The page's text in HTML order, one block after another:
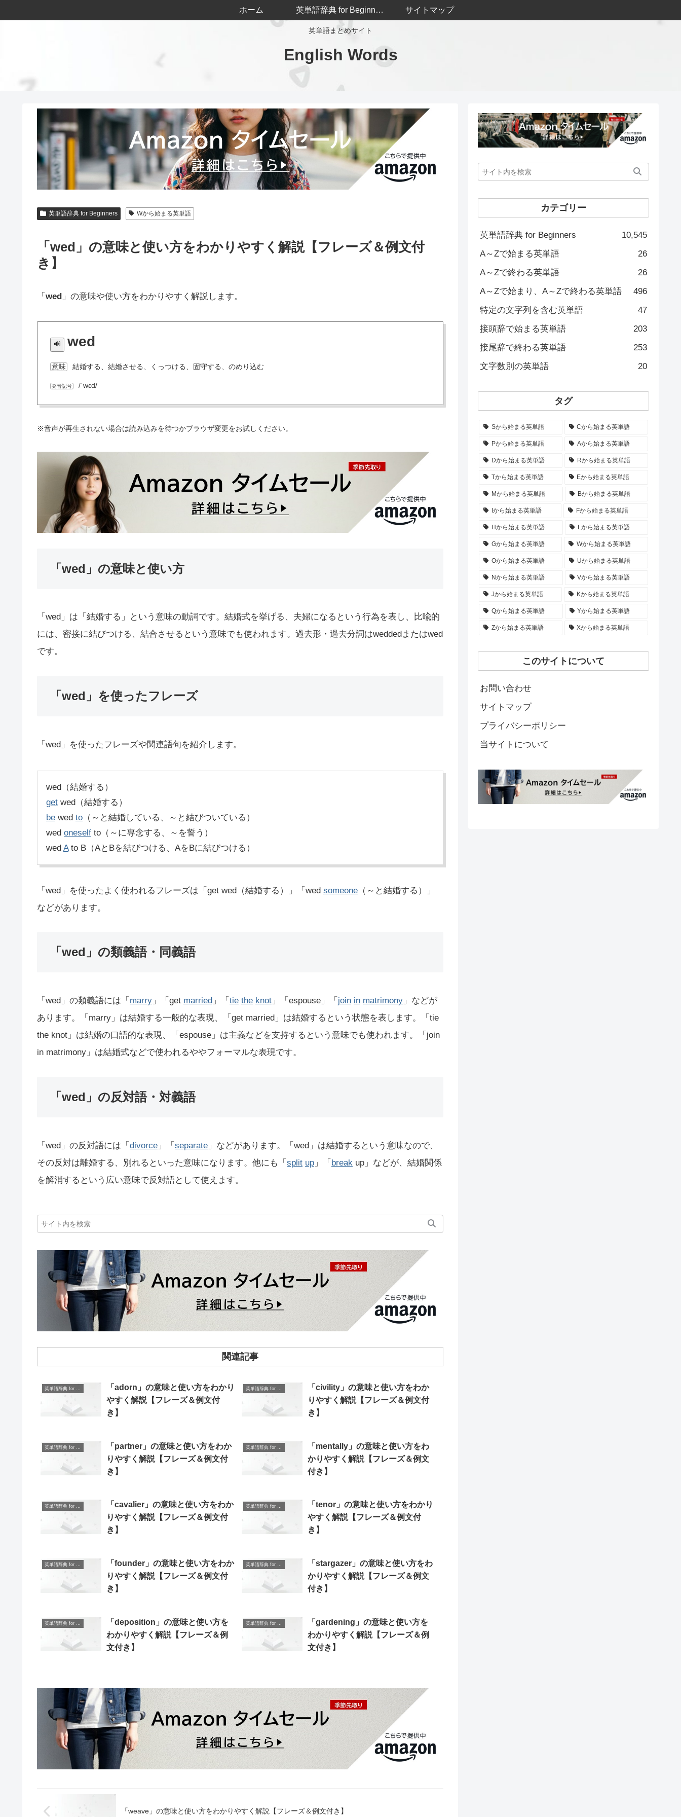
英単語まとめサイト
English Words
ホーム 英単語辞典 for Beginners サイトマップ
英単語辞典 for Beginners Wから始まる英単語
「wed」の意味と使い方をわかりやすく解説【フレーズ＆例文付
き】
「 wed 」の意味や使い方をわかりやすく解説します。
wed
意味 結婚する、結婚させる、くっつける、固守する、のめり込む
発音記号 /ˈwɛd/
※音声が再生されない場合は読み込みを待つかブラウザ変更をお試しください。
「wed」の意味と使い方
「wed」は「結婚する」という意味の動詞です。結婚式を挙げる、夫婦になるという行為を表し、比喩的
には、密接に結びつける、結合させるという意味でも使われます。過去形・過去分詞はweddedまたはwed
です。
「wed」を使ったフレーズ
「wed」を使ったフレーズや関連語句を紹介します。
wed（結婚する）
get wed（結婚する）
be wed to （～と結婚している、～と結びついている）
wed oneself to（～に専念する、～を誓う）
wed Ato B（AとBを結びつける、AをBに結びつける）
「wed」を使ったよく使われるフレーズは「get wed（結婚する）」「wed someone （～と結婚する）」
などがあります。
「wed」の類義語・同義語
「wed」の類義語には「 marry 」「get married 」「 tie the knot 」「espouse」「 join in matrimony 」などが
あります。「marry」は結婚する一般的な表現、「get married」は結婚するという状態を表します。「tie
the knot」は結婚の口語的な表現、「espouse」は主義などを支持するという意味でも使われます。「join
in matrimony」は結婚式などで使われるややフォーマルな表現です。
「wed」の反対語・対義語
「wed」の反対語には「 divorce 」「 separate 」などがあります。「wed」は結婚するという意味なので、
その反対は離婚する、別れるといった意味になります。他にも「 split up 」「 break up」などが、結婚関係
を解消するという広い意味で反対語として使えます。
関連記事
「adorn」の意味と使い方をわかり
やすく解説【フレーズ＆例文付
き】
「civility」の意味と使い方をわか
りやすく解説【フレーズ＆例文付
き】
「partner」の意味と使い方をわか
りやすく解説【フレーズ＆例文付
き】
「mentally」の意味と使い方をわ
かりやすく解説【フレーズ＆例文
付き】
「cavalier」の意味と使い方をわか
りやすく解説【フレーズ＆例文付
き】
「tenor」の意味と使い方をわかり
やすく解説【フレーズ＆例文付
き】
英単語辞典 for Beginners
「founder」の意味と使い方をわか
りやすく解説【フレーズ＆例文付
き】
英単語辞典 for Beginners
「stargazer」の意味と使い方をわ
かりやすく解説【フレーズ＆例文
付き】
英単語辞典 for Beginners
「deposition」の意味と使い方を
わかりやすく解説【フレーズ＆例
文付き】
英単語辞典 for Beginners
「gardening」の意味と使い方を
わかりやすく解説【フレーズ＆例
文付き】
「weave」の意味と使い方をわかりやすく解説【フレーズ＆例文付き】
カテゴリー
英単語辞典 for Beginners
10,545
A～Zで始まる英単語
26
A～Zで終わる英単語
26
A～Zで始まり、A～Zで終わる英単語
496
特定の文字列を含む英単語
47
接頭辞で始まる英単語
203
接尾辞で終わる英単語
253
文字数別の英単語
20
タグ
Sから始まる英単語 Cから始まる英単語
Pから始まる英単語 Aから始まる英単語
Dから始まる英単語 Rから始まる英単語
Tから始まる英単語 Eから始まる英単語
Mから始まる英単語 Bから始まる英単語
Iから始まる英単語 Fから始まる英単語
Hから始まる英単語 Lから始まる英単語
Gから始まる英単語 Wから始まる英単語
Oから始まる英単語 Uから始まる英単語
Nから始まる英単語 Vから始まる英単語
Jから始まる英単語 Kから始まる英単語
Qから始まる英単語 Yから始まる英単語
Zから始まる英単語 Xから始まる英単語
このサイトについて
お問い合わせ
サイトマップ
プライバシーポリシー
当サイトについて